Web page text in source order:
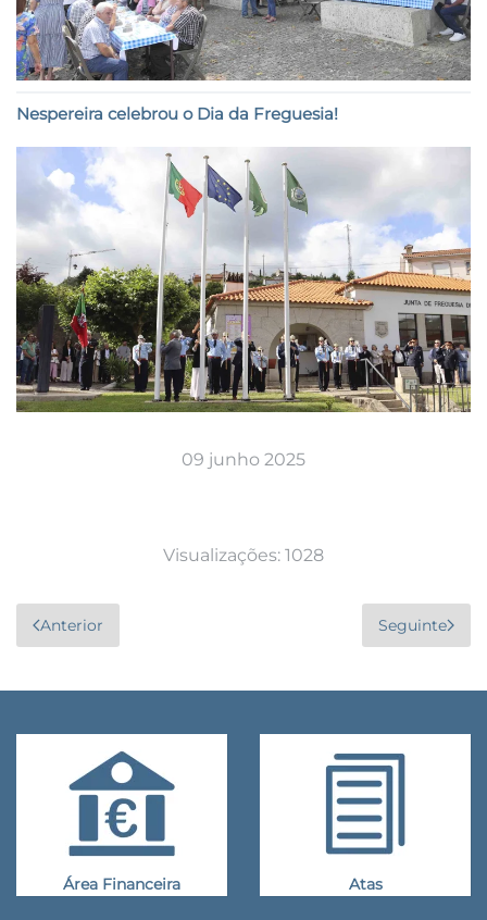
Nespereira celebrou o Dia da Freguesia!
09 junho 2025
Visualizações: 1028
Anterior Seguinte
Área Financeira Atas